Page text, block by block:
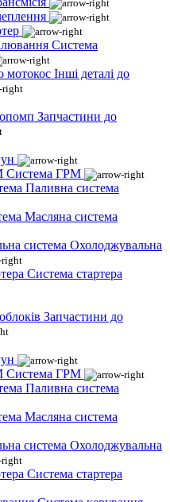
Система
Інші деталі до
Запчастини до
Система ГРМ
Паливна система
Масляна система
Охолоджувальна
Система стартера
Запчастини до
Система ГРМ
Паливна система
Масляна система
Охолоджувальна
Система стартера